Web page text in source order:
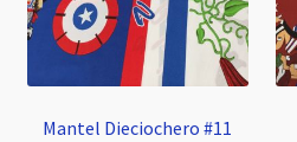
Mantel Dieciochero #11